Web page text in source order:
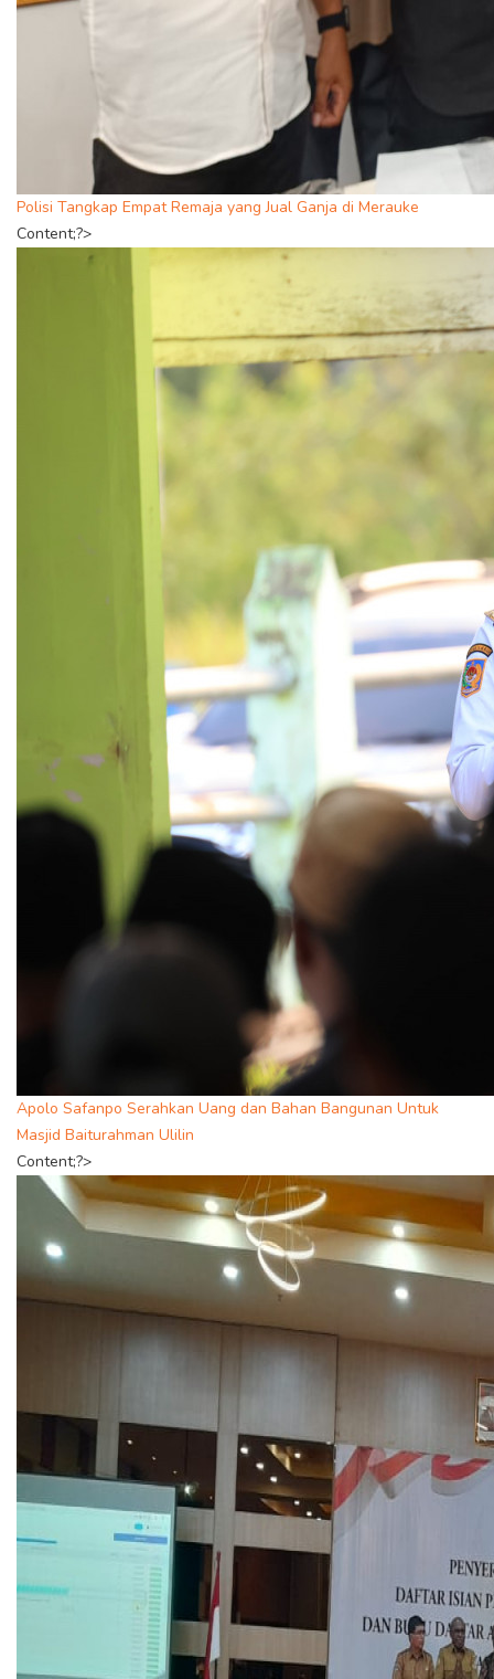
Polisi Tangkap Empat Remaja yang Jual Ganja di Merauke
Content;?>
Apolo Safanpo Serahkan Uang dan Bahan Bangunan Untuk
Masjid Baiturahman Ulilin
Content;?>